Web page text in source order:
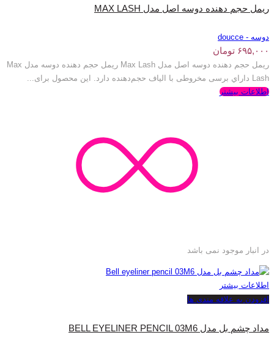
ریمل حجم دهنده دوسه اصل مدل MAX LASH
دوسه - doucce
۶۹۵,۰۰۰ تومان
ریمل حجم دهنده دوسه اصل مدل Max Lash ریمل حجم دهنده دوسه مدل Max
Lash داراي برسی مخروطی با الیاف حجم‌دهنده دارد. این محصول برای...
اطلاعات بیشتر
در انبار موجود نمی باشد
اطلاعات بیشتر
افزودن به علاقه مندی ها
مداد چشم بل مدل BELL EYELINER PENCIL 03M6